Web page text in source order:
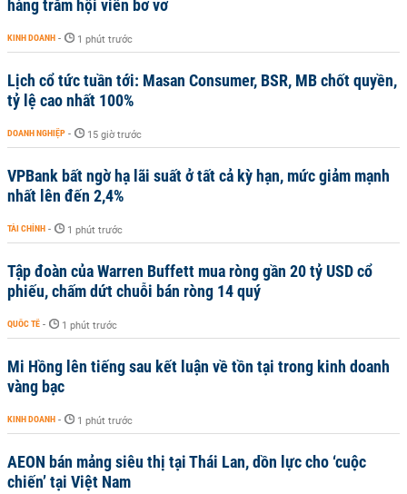
hàng trăm hội viên bơ vơ
KINH DOANH - 1 phút trước
Lịch cổ tức tuần tới: Masan Consumer, BSR, MB chốt quyền,
tỷ lệ cao nhất 100%
DOANH NGHIỆP - 15 giờ trước
VPBank bất ngờ hạ lãi suất ở tất cả kỳ hạn, mức giảm mạnh
nhất lên đến 2,4%
TÀI CHÍNH - 1 phút trước
Tập đoàn của Warren Buffett mua ròng gần 20 tỷ USD cổ
phiếu, chấm dứt chuỗi bán ròng 14 quý
QUỐC TẾ - 1 phút trước
Mi Hồng lên tiếng sau kết luận về tồn tại trong kinh doanh
vàng bạc
KINH DOANH - 1 phút trước
AEON bán mảng siêu thị tại Thái Lan, dồn lực cho ‘cuộc
chiến’ tại Việt Nam